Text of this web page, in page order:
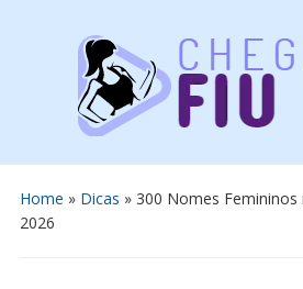
Home » Dicas » 300 Nomes
2026